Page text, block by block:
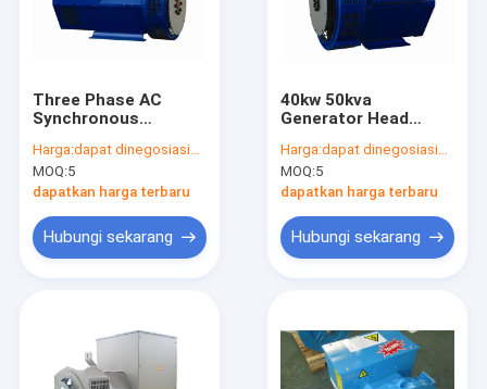
Three Phase AC
Synchronous
Alternators With AVR
12kw 15kva
Harga:dapat dinegosiasikan
MOQ:5
dapatkan harga terbaru
Hubungi sekarang
40kw 50kva
Generator Head
Single Double Bearing
Harga:dapat dinegosiasikan
MOQ:5
dapatkan harga terbaru
Hubungi sekarang